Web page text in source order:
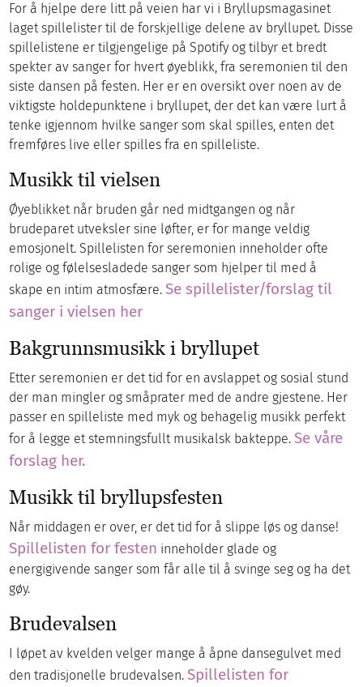
For å hjelpe dere litt på veien har vi i Bryllupsmagasinet
laget spillelister til de forskjellige delene av bryllupet. Disse
spillelistene er tilgjengelige på Spotify og tilbyr et bredt
spekter av sanger for hvert øyeblikk, fra seremonien til den
siste dansen på festen. Her er en oversikt over noen av de
viktigste holdepunktene i bryllupet, der det kan være lurt å
tenke igjennom hvilke sanger som skal spilles, enten det
fremføres live eller spilles fra en spilleliste.
Musikk til vielsen
Øyeblikket når bruden går ned midtgangen og når
brudeparet utveksler sine løfter, er for mange veldig
emosjonelt. Spillelisten for seremonien inneholder ofte
rolige og følelsesladede sanger som hjelper til med å
skape en intim atmosfære.Se spillelister/forslag til
sanger i vielsen her
Bakgrunnsmusikk i bryllupet
Etter seremonien er det tid for en avslappet og sosial stund
der man mingler og småprater med de andre gjestene. Her
passer en spilleliste med myk og behagelig musikk perfekt
for å legge et stemningsfullt musikalsk bakteppe.Se våre
forslag her.
Musikk til bryllupsfesten
Når middagen er over, er det tid for å slippe løs og danse!
Spillelisten for festen inneholder glade og
energigivende sanger som får alle til å svinge seg og ha det
gøy.
Brudevalsen
I løpet av kvelden velger mange å åpne dansegulvet med
den tradisjonelle brudevalsen.Spillelisten for